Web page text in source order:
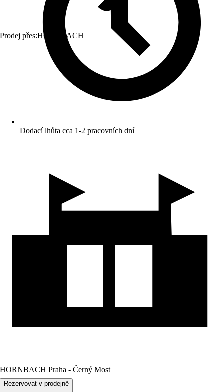
Prodej přes:HORNBACH
Dodací lhůta cca 1-2 pracovních dní
HORNBACH Praha - Černý Most
Rezervovat v prodejně